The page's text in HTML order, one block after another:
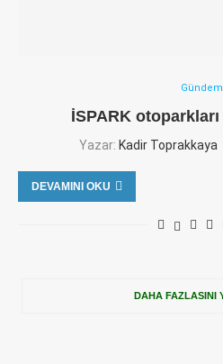
Gündem
İSPARK
Yazar: Kadir Toprakkaya
DEVAMINI OKU
DAHA FAZLASINI